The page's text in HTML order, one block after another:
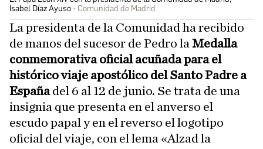
Isabel Díaz Ayuso
Comunidad de Madrid
La presidenta de la Comunidad ha recibido
de manos del sucesor de Pedro la Medalla
conmemorativa oficial acuñada para el
histórico viaje apostólico del Santo Padre a
Españadel 6 al 12 de junio. Se trata de una
insignia que presenta en el anverso el
escudo papal y en el reverso el logotipo
oficial del viaje, con el lema «Alzad la